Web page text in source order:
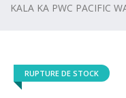
KALA KA PWC PACIFIC
RUPTURE DE STOCK